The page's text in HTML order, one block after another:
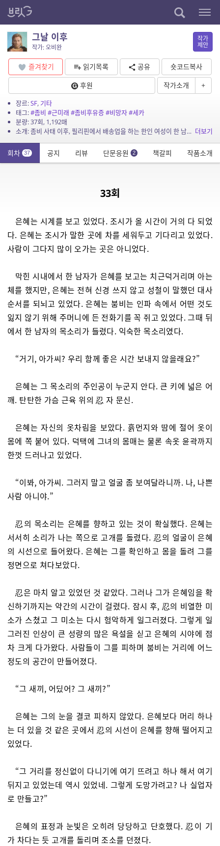
그날 이후
작가: 오비완
작가
제안
즐겨찾기 읽기목록 공유
숏코드복사
후원
작가소개 +
장르:SF, 기타
태그:#좀비 #근미래 #좀비후유증#비망자#세카
분량: 37회, 1,192매
소개: 좀비 사태 이후, 필리핀에서 배송업을 하는 한인 여성이 한 남자를 만나 벌이게 되는 로드 무비 스타일의 이야기. 더보기
회차 37 공지 리뷰 단문응원 2 책갈피 작품소개
33회
은혜는 시계를 보고 있었다. 조시가 올 시간이 거의 다 되었
다. 은혜는 조시가 말한 곳에 차를 세워두고 기다리고 있었다.
사람이 그다지 많이 오가는 곳은 아니었다.
막힌 시내에서 한 남자가 은혜를 보고는 치근덕거리며 아는
체를 했지만, 은혜는 전혀 신경 쓰지 않고 성철이 말했던 대사
순서를 되뇌고 있었다. 은혜는 붐비는 인파 속에서 어떤 것도
잃지 않기 위해 주머니에 든 전화기를 꼭 쥐고 있었다. 그때 뒤
에서 한 남자의 목소리가 들렸다. 익숙한 목소리였다.
“거기, 아가씨? 우리 함께 좋은 시간 보내지 않을래요?”
은혜는 그 목소리의 주인공이 누군지 안다. 큰 키에 넓은 어
깨. 탄탄한 가슴 근육 위의 忍 자 문신.
은혜는 자신의 옷차림을 보았다. 흙먼지와 땀에 절어 옷이
몸에 쪽 붙어 있다. 덕택에 그녀의 몸매는 물론 속옷 윤곽까지
한껏 드러나고 있었다.
“이봐, 아가씨. 그러지 말고 얼굴 좀 보여달라니까. 나, 나쁜
사람 아니야.”
忍의 목소리는 은혜를 향하고 있는 것이 확실했다. 은혜는
서서히 소리가 나는 쪽으로 고개를 돌렸다. 忍의 얼굴이 은혜
의 시선으로 들어왔다. 은혜는 그를 확인하고 몸을 돌려 그를
정면으로 쳐다보았다.
忍은 마치 알고 있었던 것 같았다. 그러나 그가 은혜임을 확
신하기까지는 약간의 시간이 걸렸다. 잠시 후, 忍의 비열한 미
소가 스쳤고 그 미소는 다시 험악하게 일그러졌다. 그렇게 일
그러진 인상이 큰 성량의 많은 욕설을 싣고 은혜의 시야에 점
차 크게 다가왔다. 사람들이 그를 피하며 붐비는 거리에 어느
정도의 공간이 만들어졌다.
“그 새끼, 어딨어? 그 새끼?”
은혜는 그의 눈을 결코 피하지 않았다. 은혜보다 머리 하나
는 더 있을 것 같은 곳에서 忍의 시선이 은혜를 향해 떨어지고
있었다.
“그 거리를 정신없이 다니기에 여기 뜨려고 하나 해서 여기
뒤지고 있었는데 역시 있었네. 그렇게 도망가려고? 나 실업자
로 만들고?”
은혜의 표정과 눈빛은 오히려 당당하고 단호했다. 忍이 기
가 차다는 듯 고개를 돌리며 조소를 던졌다.